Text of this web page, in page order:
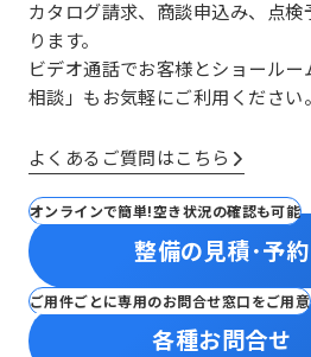
カタログ請求、商談申込み、点検
ります。
ビデオ通話でお客様とショールー
相談」も お気軽にご利用ください。
よくあるご質問はこちら
オンラインで簡単!空き状況の確認も可能
整備の見積･予約
ご用件ごとに専用のお問合せ窓口をご用意
各種お問合せ